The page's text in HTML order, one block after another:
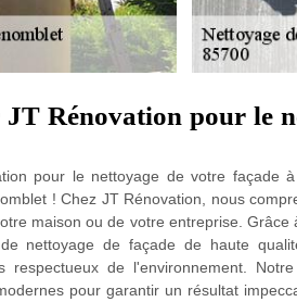
Rénovation pour le
pour le nettoyage de votre façade
! Chez JT Rénovation, nous
maison ou de votre entreprise. Grâce
nettoyage de façade de haute
respectueux de l'environnement.
pour garantir un résultat